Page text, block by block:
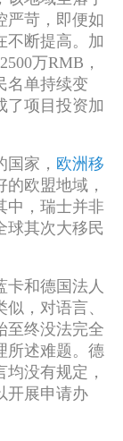
严苛，即便如
不断提高。加
万RMB，
名单持续变
了项目投资加
家， 欧洲移
欧盟地域，
中，瑞士并非
球其次大移民
和德国法人
，对语言、
至终没法完全
所述难题。德
没有规定，
开展申请办